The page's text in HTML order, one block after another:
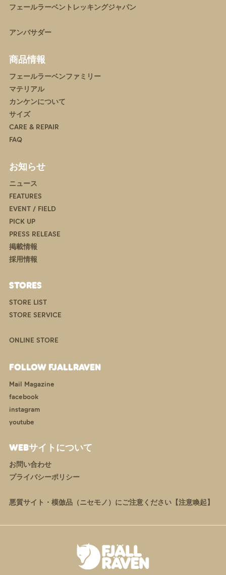
フェールラーベントレッキングジャパン
アンバサダー
商品情報
フェールラーベンファミリー
マテリアル
カンケンについて
サイズ
CARE & REPAIR
FAQ
お知らせ
ニュース
FEATURES
EVENT / FIELD
PICK UP
PRESS RELEASE
掲載情報
採用情報
STORES
STORE LIST
STORE SERVICE
ONLINE STORE
FOLLOW FJALLRAVEN
Mail Magazine
facebook
instagram
youtube
WEBサイトについて
お問い合わせ
プライバシーポリシー
悪質サイト・模倣品（ニセモノ）にご注意ください【注意喚起】